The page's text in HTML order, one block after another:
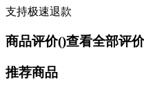
支持极速退款
商品评价()查看全部评价
推荐商品